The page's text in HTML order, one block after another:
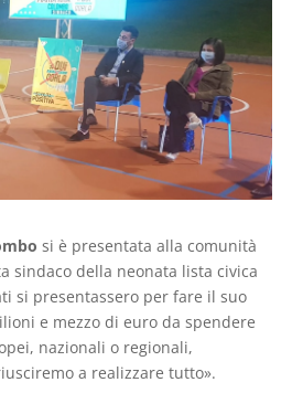
si è presentata alla comunità
sindaco della neonata lista civica
si presentassero per fare il suo
e mezzo di euro da spendere
nazionali o regionali,
a realizzare tutto».